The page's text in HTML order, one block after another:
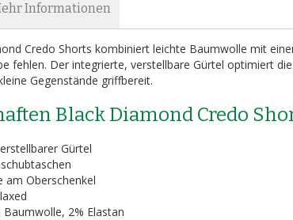
Credo Shorts kombiniert leichte Baumwolle mit
fehlen. Der integrierte, verstellbare Gürtel optimiert
Gegenstände griffbereit.
Black Diamond Credo
Gürtel
am Oberschenkel
Baumwolle, 2% Elastan
Informationen